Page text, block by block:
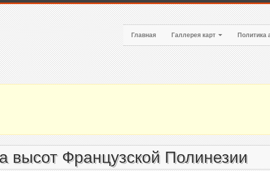
Главная Галлерея карт Политика
высот Французской Полинезии